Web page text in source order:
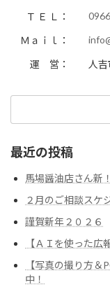
Ｔ Ｅ Ｌ：
Ｍａｉｌ：
運 営： 人
最近の投稿
馬場醤油店さん新
２月のご相談スケ
謹賀新年２０２６
【ＡＩを使った広
【写真の撮り方
中！